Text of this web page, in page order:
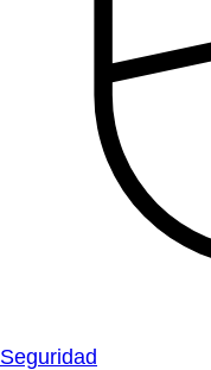
Seguridad